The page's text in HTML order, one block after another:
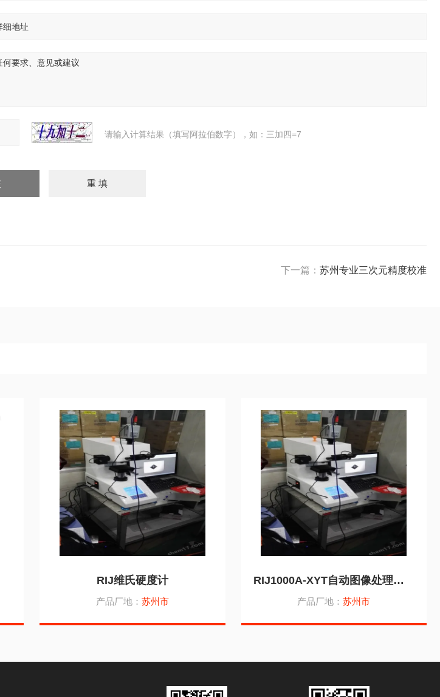
请输入计算结果（填写阿拉伯数字），如：三加四=7
下一篇： 苏州专业三次元精度校准
RIJ维氏硬度计
产品厂地： 苏州市
RIJ1000A-XYT自动图像处理显微维氏硬度计
产品厂地：苏州市